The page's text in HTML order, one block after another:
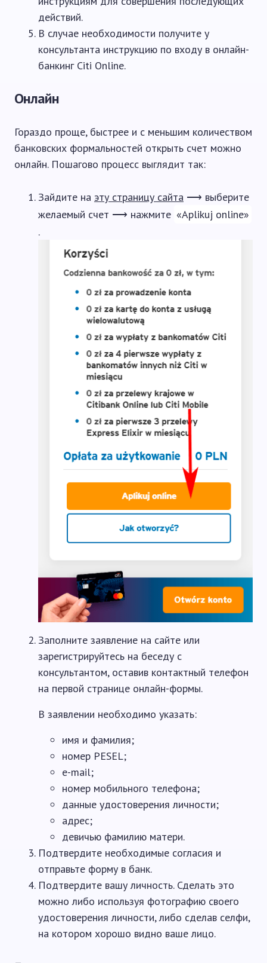
действий.
В случае необходимости получите у
консультанта инструкцию по входу в онлайн-
банкинг Citi Online.
Онлайн
Гораздо проще, быстрее и с меньшим количеством
банковских формальностей открыть счет можно
онлайн. Пошагово процесс выглядит так:
Зайдите на эту страницу сайта ⟶ выберите
желаемый счет ⟶ нажмите «Aplikuj online»
.
Заполните заявление на сайте или
зарегистрируйтесь на беседу с
консультантом, оставив контактный телефон
на первой странице онлайн-формы.
В заявлении необходимо указать:
имя и фамилия;
номер PESEL;
e-mail;
номер мобильного телефона;
данные удостоверения личности;
адрес;
девичью фамилию матери.
Подтвердите необходимые согласия и
отправьте форму в банк.
Подтвердите вашу личность. Сделать это
можно либо используя фотографию своего
удостоверения личности, либо сделав селфи,
на котором хорошо видно ваше лицо.